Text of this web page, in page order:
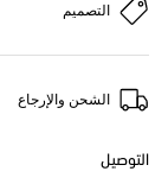
التصميم
الشحن والإرجاع
التوصيل